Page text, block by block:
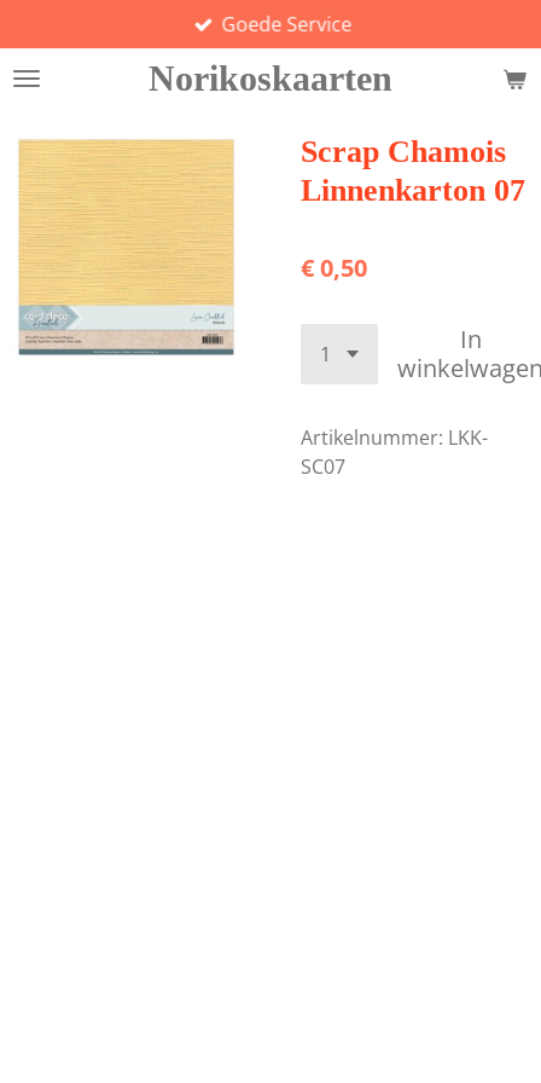
direct
naar
hoofdinhoud
Norikoskaarten
Goede Service
Scrap Chamois
Linnenkarton 07
€ 0,50
In
Artikelnummer: LKK-
SC07